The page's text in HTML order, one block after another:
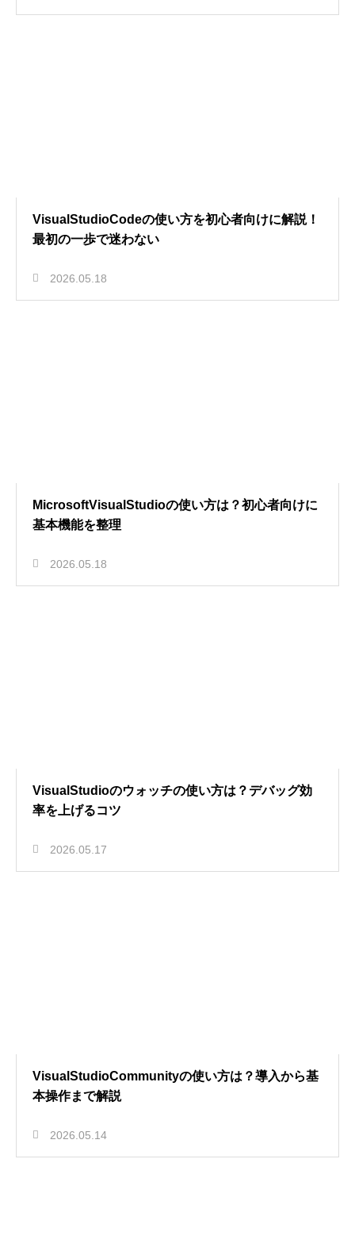
VisualStudioCodeの使い方を初心者向けに解説！
最初の一歩で迷わない
2026.05.18
MicrosoftVisualStudioの使い方は？初心者向けに
基本機能を整理
2026.05.18
VisualStudioのウォッチの使い方は？デバッグ効
率を上げるコツ
2026.05.17
VisualStudioCommunityの使い方は？導入から基
本操作まで解説
2026.05.14